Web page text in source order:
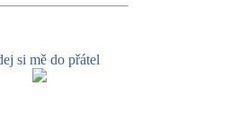
si mě do přátel